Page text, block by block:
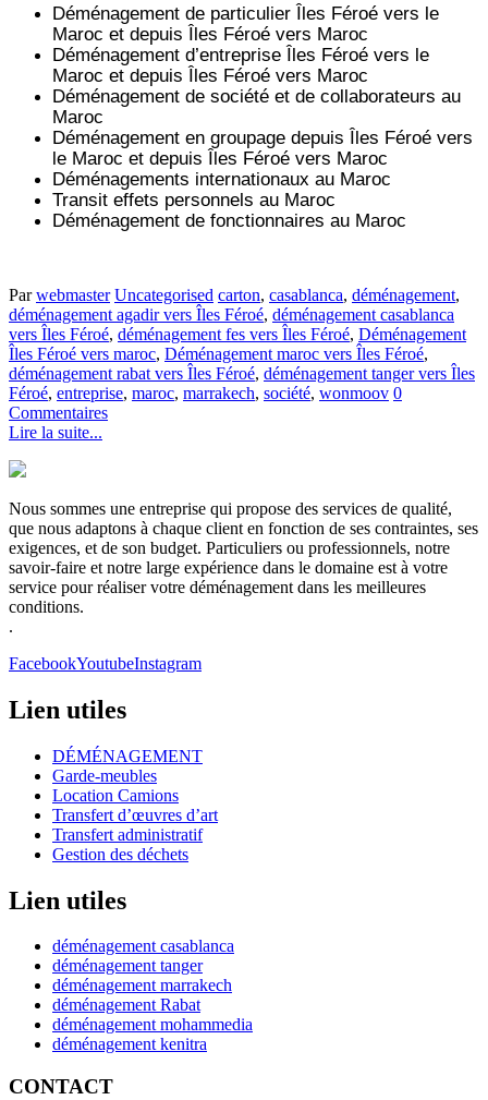
Déménagement de particulierÎles Féroé vers le
Maroc et depuisÎles Féroé vers Maroc
Déménagement d’entrepriseÎles Féroé vers le
Maroc et depuisÎles Féroé vers Maroc
Déménagement de société et de collaborateurs au
Maroc
Déménagement en groupage depuisÎles Féroé vers
le Maroc et depuisÎles Féroé vers Maroc
Déménagements internationaux au Maroc
Transit effets personnels au Maroc
Déménagement de fonctionnaires au Maroc
Parwebmaster Uncategorised carton, casablanca, déménagement,
déménagement agadir vers Îles Féroé, déménagement casablanca
vers Îles Féroé, déménagement fes vers Îles Féroé, Déménagement
Îles Féroé vers maroc, Déménagement maroc vers Îles Féroé,
déménagement rabat vers Îles Féroé, déménagement tanger vers Îles
Féroé, entreprise, maroc, marrakech, société, wonmoov 0
Commentaires
Lire la suite...
Nous sommes une entreprise qui propose des services de qualité,
que nous adaptons à chaque client en fonction de ses contraintes, ses
exigences, et de son budget. Particuliers ou professionnels, notre
savoir-faire et notre large expérience dans le domaine est à votre
service pour réaliser votre déménagement dans les meilleures
conditions.
.
FacebookYoutubeInstagram
Lien utiles
DÉMÉNAGEMENT
Garde-meubles
Location Camions
Transfert d’œuvres d’art
Transfert administratif
Gestion des déchets
Lien utiles
déménagement casablanca
déménagement tanger
déménagement marrakech
déménagement Rabat
déménagement mohammedia
déménagement kenitra
CONTACT